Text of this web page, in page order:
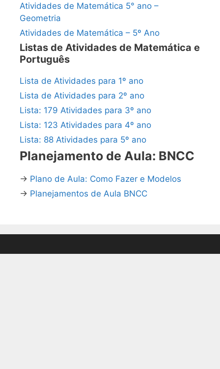
Atividades de Matemática 5° ano –
Geometria
Atividades de Matemática – 5º Ano
Listas de Atividades de Matemática e
Português
Lista de Atividades para 1º ano
Lista de Atividades para 2º ano
Lista: 179 Atividades para 3º ano
Lista: 123 Atividades para 4º ano
Lista: 88 Atividades para 5º ano
Planejamento de Aula: BNCC
→ Plano de Aula: Como Fazer e Modelos
→ Planejamentos de Aula BNCC